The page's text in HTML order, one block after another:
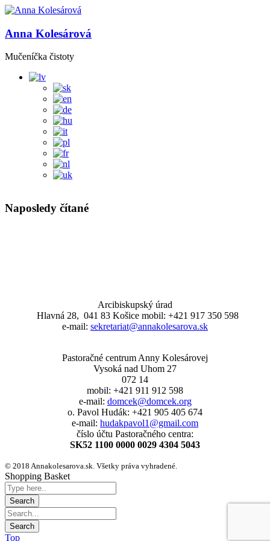
Anna Kolesárová
Mučeníčka čistoty
Naposledy čítané
Arcibiskupský úrad
Hlavná 28, 041 83 Košice mobil: +421 917 350 598
e-mail: sekretariat@annakolesarova.sk
Pastoračné centrum Anny Kolesárovej
Vysoká nad Uhom 27
072 14
mobil: +421 911 912 598
e-mail: domcek@domcek.org
o. Pavol Hudák: +421 905 405 674
e-mail: hudakpavol1@gmail.com
číslo účtu Pastoračného centra:
SK52 1100 0000 0029 4304 5043
© 2018 Annakolesarova.sk. Všetky práva vyhradené.
Shopping Basket
Top